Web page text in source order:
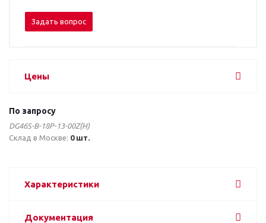
Задать вопрос
Цены
По запросу
DG46S-B-18P-13-00Z(H)
Склад в Москве: 0 шт.
Характеристики
Документация